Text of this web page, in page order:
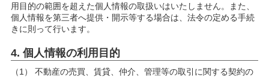
用目的の範囲を超えた個人情報の取扱いはいたしません。また、
個人情報を第三者へ提供・開示等する場合は、法令の定める手続
きに則って行います。
4. 個人情報の利用目的
（1） 不動産の売買、賃貸、仲介、管理等の取引に関する契約の